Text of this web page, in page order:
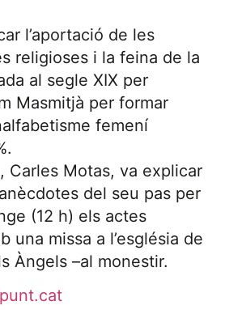
l’aportació de les
religioses i la feina de la
al segle XIX per
Masmitjà per formar
femení
Carles Motas, va explicar
del seu pas per
(12 h) els actes
una missa a l’església de
Àngels –al monestir.